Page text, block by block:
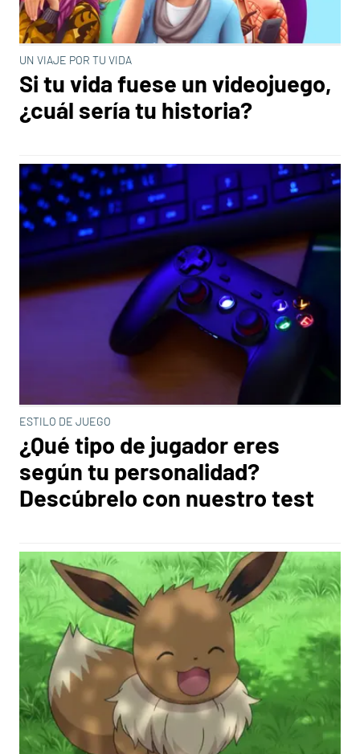
UN VIAJE POR TU VIDA
Si tu vida fuese un videojuego,
¿cuál sería tu historia?
ESTILO DE JUEGO
¿Qué tipo de jugador eres
según tu personalidad?
Descúbrelo con nuestro test